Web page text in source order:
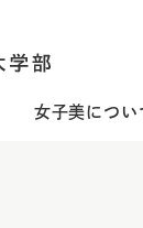
女子美につい